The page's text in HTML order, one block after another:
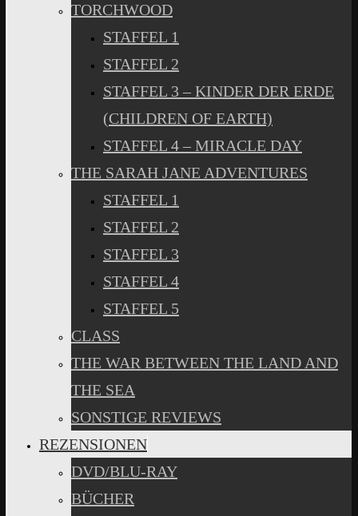
TORCHWOOD
STAFFEL 1
STAFFEL 2
STAFFEL 3 – KINDER DER ERDE
(CHILDREN OF EARTH)
STAFFEL 4 – MIRACLE DAY
THE SARAH JANE ADVENTURES
STAFFEL 1
STAFFEL 2
STAFFEL 3
STAFFEL 4
STAFFEL 5
CLASS
THE WAR BETWEEN THE LAND AND
THE SEA
SONSTIGE REVIEWS
REZENSIONEN
DVD/BLU-RAY
BÜCHER